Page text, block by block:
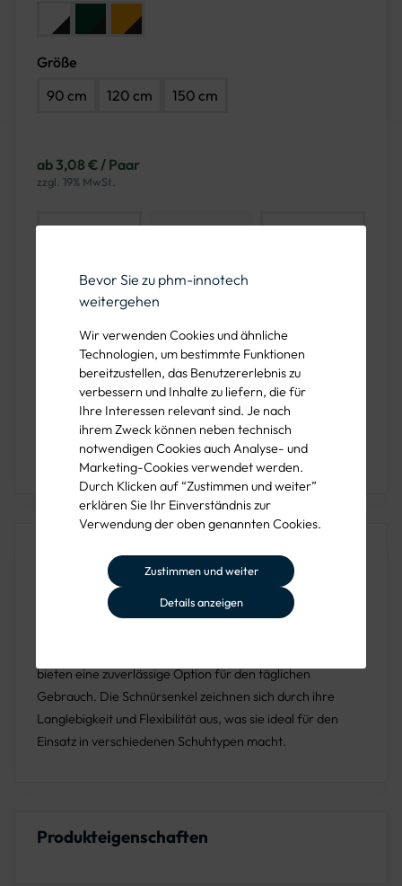
Bevor Sie zu phm-innotech
weitergehen
Wir verwenden Cookies und ähnliche
Technologien, um bestimmte Funktionen
bereitzustellen, das Benutzererlebnis zu
verbessern und Inhalte zu liefern, die für
Ihre Interessen relevant sind. Je nach
ihrem Zweck können neben technisch
notwendigen Cookies auch Analyse- und
Marketing-Cookies verwendet werden.
Durch Klicken auf “Zustimmen und weiter”
erklären Sie Ihr Einverständnis zur
Verwendung der oben genannten Cookies.
Zustimmen und weiter
Details anzeigen
Farbe: Schwarz/Weiß
Farbe: Schwarz/Grün
Farbe: Schwarz/Orange
Größe
90 cm
120 cm 150 cm
ab 3,08 € / Paar
zzgl. 19% MwSt.
KONFIGURIEREN
Verpackungseinheit
Preis pro
Konfigurieren um Daten anzuzeigen.
Sie haben Fragen oder wünschen eine Beratung?
Rufen Sie uns unter der 089 1222 838 00 an!
Barth Schnürsenkel
sind in verschiedenen Längen
erhältlich, um eine breite Palette von Schuharten zu
bieten eine zuverlässige Option für den täglichen
Gebrauch. Die Schnürsenkel zeichnen sich durch ihre
Langlebigkeit und Flexibilität aus, was sie ideal für den
Einsatz in verschiedenen Schuhtypen macht.
Produkteigenschaften